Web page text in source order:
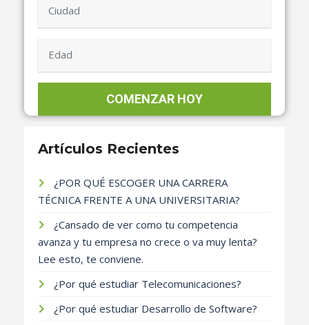
Artículos Recientes
¿POR QUÉ ESCOGER UNA CARRERA
TÉCNICA FRENTE A UNA UNIVERSITARIA?
¿Cansado de ver como tu competencia
avanza y tu empresa no crece o va muy lenta?
Lee esto, te conviene.
¿Por qué estudiar Telecomunicaciones?
¿Por qué estudiar Desarrollo de Software?